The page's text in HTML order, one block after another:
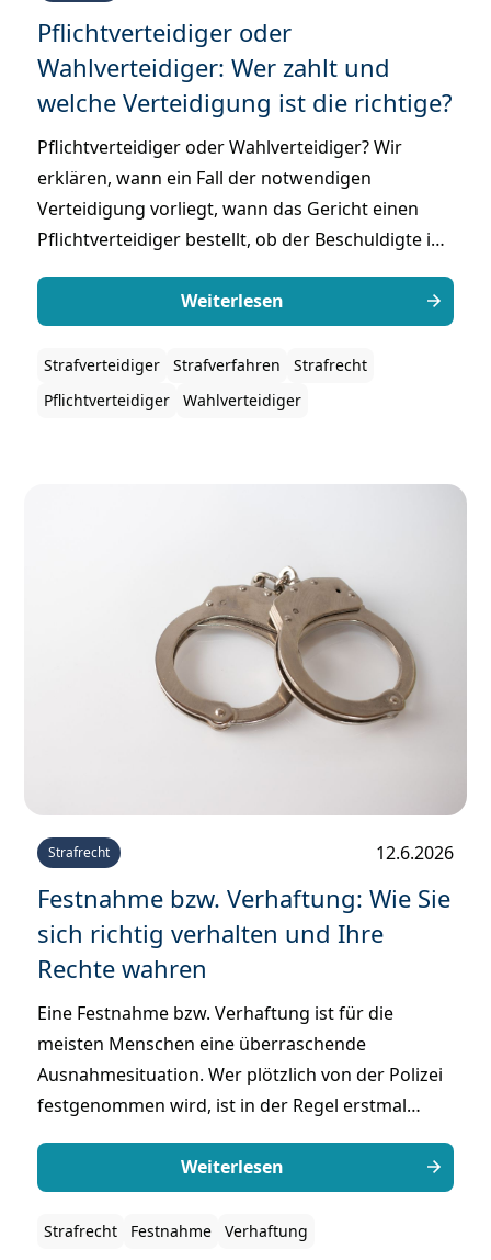
Pflichtverteidiger oder
Wahlverteidiger: Wer zahlt und
welche Verteidigung ist die richtige?
Pflichtverteidiger oder Wahlverteidiger? Wir
erklären, wann ein Fall der notwendigen
Verteidigung vorliegt, wann das Gericht einen
Pflichtverteidiger bestellt, ob der Beschuldigte ihn
Weiterlesen
Strafverteidiger Strafverfahren
Strafrecht
Pflichtverteidiger
Wahlverteidiger
Strafrecht 12.6.2026
Festnahme bzw. Verhaftung: Wie Sie
sich richtig verhalten und Ihre
Rechte wahren
Eine Festnahme bzw. Verhaftung ist für die
meisten Menschen eine überraschende
Ausnahmesituation. Wer plötzlich von der Polizei
festgenommen wird, ist in der Regel erstmal
soll. Gerade in dieser Situation ist es jedoch
entscheidend, die eigenen Rechte zu kennen und
besonnen zu handeln, um keine rechtlichen
Weiterlesen
Strafrecht Festnahme Verhaftung